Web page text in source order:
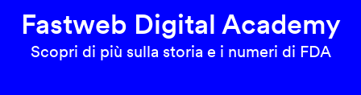
Fastweb Digital Academy
Scopri di più sulla storia e i numeri di FDA